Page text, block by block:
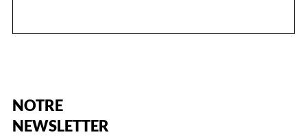
NOTRE
NEWSLETTER
Name
(Ce
champ
est
obligatoire)